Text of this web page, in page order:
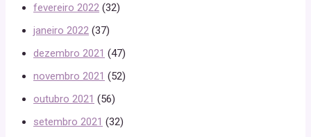
fevereiro 2022 (32)
janeiro 2022 (37)
dezembro 2021 (47)
novembro 2021 (52)
outubro 2021 (56)
setembro 2021 (32)